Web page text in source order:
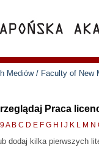
Mediów / Faculty of New
Praca
A B C D E F G H J K L M N
dodaj kilka pierwszych